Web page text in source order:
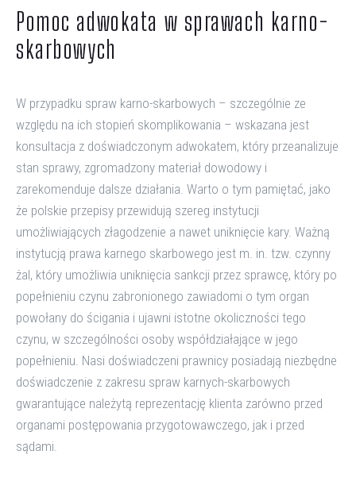
Pomoc adwokata w sprawach karno-
skarbowych
W przypadku spraw karno-skarbowych – szczególnie ze
względu na ich stopień skomplikowania – wskazana jest
konsultacja z doświadczonym adwokatem, który przeanalizuje
stan sprawy, zgromadzony materiał dowodowy i
zarekomenduje dalsze działania. Warto o tym pamiętać, jako
że polskie przepisy przewidują szereg instytucji
umożliwiających złagodzenie a nawet uniknięcie kary. Ważną
instytucją prawa karnego skarbowego jest m. in. tzw. czynny
żal, który umożliwia uniknięcia sankcji przez sprawcę, który po
popełnieniu czynu zabronionego zawiadomi o tym organ
powołany do ścigania i ujawni istotne okoliczności tego
czynu, w szczególności osoby współdziałające w jego
popełnieniu. Nasi doświadczeni prawnicy posiadają niezbędne
doświadczenie z zakresu spraw karnych-skarbowych
gwarantujące należytą reprezentację klienta zarówno przed
organami postępowania przygotowawczego, jak i przed
sądami.